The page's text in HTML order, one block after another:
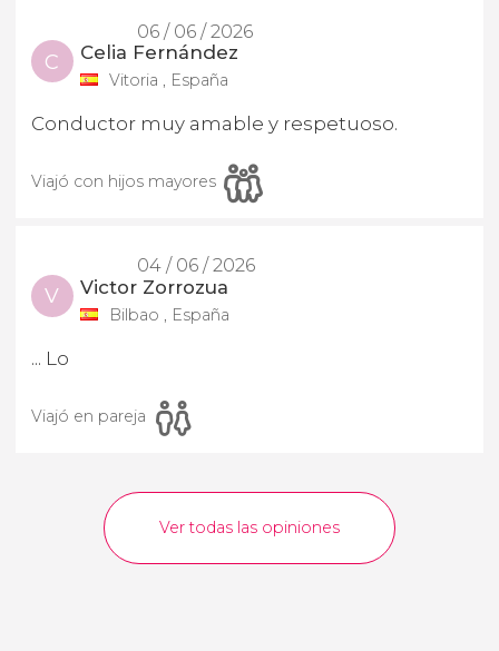
06 / 06 / 2026
C Celia Fernández
Vitoria , España
Conductor muy amable y respetuoso.
Viajó con hijos mayores
04 / 06 / 2026
V Victor Zorrozua
Bilbao , España
... Lo
Viajó en pareja
Ver todas las opiniones